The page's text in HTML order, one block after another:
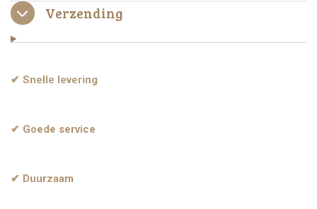
Verzending
✔ Snelle levering
✔ Goede service
✔ Duurzaam